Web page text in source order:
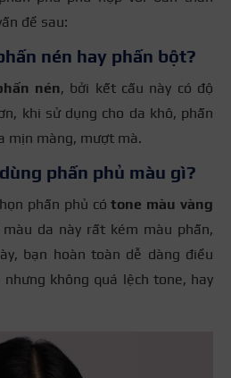
đề sau:
nén hay phấn bột?
nén, bởi kết cấu này có độ
khi sử dụng cho da khô, phấn
mịn màng, mượt mà.
phấn phủ màu gì?
phấn phủ cótone màu vàng
da này rất kém màu phấn,
bạn hoàn toàn dễ dàng điều
không quá lệch tone, hay